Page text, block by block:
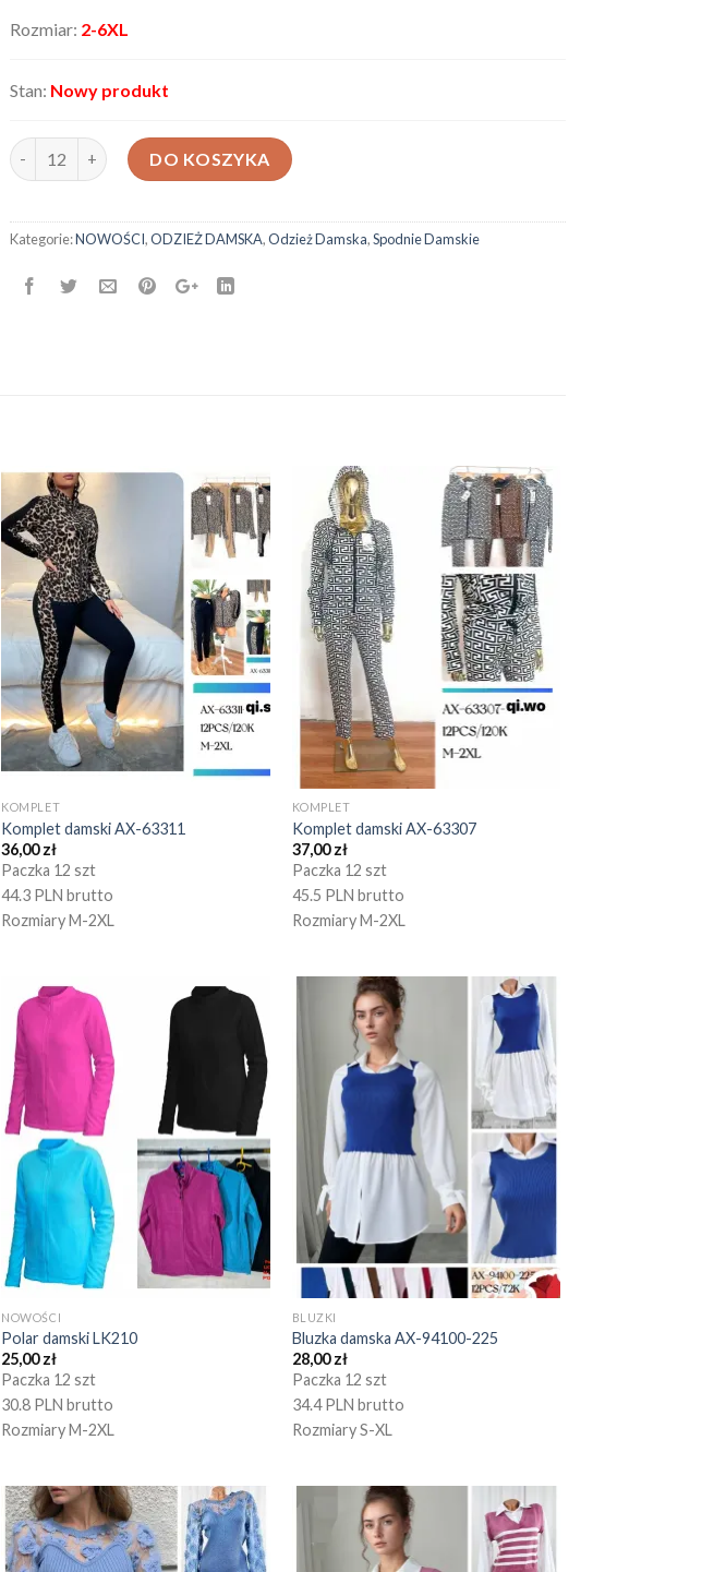
Rozmiar: 2-6XL
Stan: Nowy produkt
ilość Spodnie damskie 6219DO KOSZYKA
Kategorie:NOWOŚCI,ODZIEŻ DAMSKA,Odzież Damska,Spodnie Damskie
KOMPLET
Komplet damski AX-63311
36,00zł
Paczka 12 szt
44.3 PLN brutto
Rozmiary M-2XL
KOMPLET
Komplet damski AX-63307
37,00zł
Paczka 12 szt
45.5 PLN brutto
Rozmiary M-2XL
NOWOŚCI
Polar damski LK210
25,00zł
Paczka 12 szt
30.8 PLN brutto
Rozmiary M-2XL
BLUZKI
Bluzka damska AX-94100-225
28,00zł
Paczka 12 szt
34.4 PLN brutto
Rozmiary S-XL